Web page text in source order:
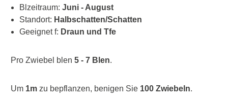
Blzeitraum: Juni - August
Standort: Halbschatten/Schatten
Geeignet f: Draun und Tfe
Pro Zwiebel blen 5 - 7 Blen.
Um 1m zu bepflanzen, benigen Sie 100 Zwiebeln.